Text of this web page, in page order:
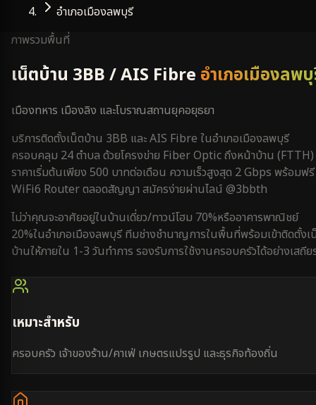
อำเภอเมืองลพบุรี
ภาพรวมพื้นที่
เน็ตบ้าน 3BB / AIS Fibre อำเภอเมืองลพ
เมืองทหาร เมืองลิง และโบราณสถานยุคอยุธยา
บริการติดตั้งเน็ตบ้าน 3BB และ AIS Fibre ในอำเภอเมืองลพบุรี
ครอบคลุม 24 ตำบล ด้วยโครงข่าย Fiber Optic ถึงหน้าบ้าน (FTTH)
ราคาเริ่มต้นเพียง 500 บาทต่อเดือน ความเร็วสูงสุด 2 Gbps พร้อมฟรี
WiFi6 Router ตลอดสัญญา สมัครง่ายผ่านไลน์ @3bbth
ไม่ว่าคุณจะอาศัยอยู่ในบ้านเดี่ยว/ทาวน์โฮม 70%หรืออาคารพาณิชย์
20%ในอำเภอเมืองลพบุรี ทีมช่างชำนาญการในพื้นที่พร้อมเข้าติดตั้งเ
บ้านให้ภายใน 1-3 วันทำการ รองรับการใช้งานครอบครัวได้อย่างเสถีย
เหมาะสำหรับ
ครอบครัว เจ้าของร้าน/คาเฟ่ เกษตรแปรรูป และธุรกิจท้องถิ่น